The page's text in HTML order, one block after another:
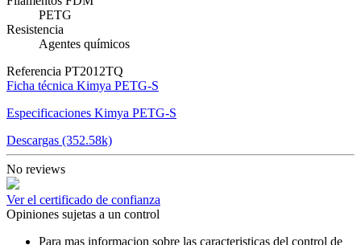
PETG
Resistencia
Agentes químicos
Referencia PT2012TQ
Ficha técnica Kimya PETG-S
Especificaciones Kimya PETG-S
Descargas (352.58k)
No reviews
Ver el certificado de confianza
Opiniones sujetas a un control
Para mas informacion sobre las caracteristicas del control de